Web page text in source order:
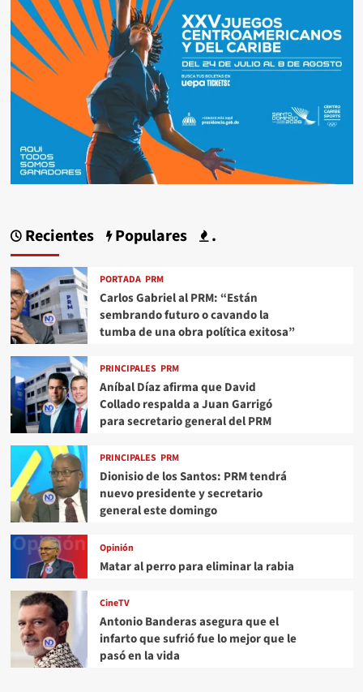
Recientes Populares .
PORTADA PRM
Carlos Gabriel al PRM: “Están
sembrando futuro o cavando la
tumba de una obra política exitosa”
PRINCIPALES PRM
Aníbal Díaz afirma que David
Collado respalda a Juan Garrigó
para secretario general del PRM
PRINCIPALES PRM
Dionisio de los Santos: PRM tendrá
nuevo presidente y secretario
general este domingo
Opinión
Matar al perro para eliminar la rabia
CineTV
Antonio Banderas asegura que el
infarto que sufrió fue lo mejor que le
pasó en la vida